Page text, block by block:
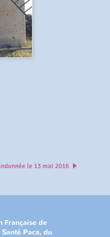
le 13 mai 2016
Française de
Paca, du